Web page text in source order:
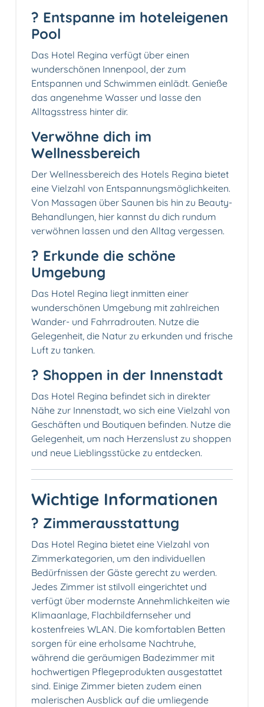
? Entspanne im hoteleigenen
Pool
Das Hotel Regina verfügt über einen
wunderschönen Innenpool, der zum
Entspannen und Schwimmen einlädt. Genieße
das angenehme Wasser und lasse den
Alltagsstress hinter dir.
Verwöhne dich im
Wellnessbereich
Der Wellnessbereich des Hotels Regina bietet
eine Vielzahl von Entspannungsmöglichkeiten.
Von Massagen über Saunen bis hin zu Beauty-
Behandlungen, hier kannst du dich rundum
verwöhnen lassen und den Alltag vergessen.
? Erkunde die schöne
Umgebung
Das Hotel Regina liegt inmitten einer
wunderschönen Umgebung mit zahlreichen
Wander- und Fahrradrouten. Nutze die
Gelegenheit, die Natur zu erkunden und frische
Luft zu tanken.
?️ Shoppen in der Innenstadt
Das Hotel Regina befindet sich in direkter
Nähe zur Innenstadt, wo sich eine Vielzahl von
Geschäften und Boutiquen befinden. Nutze die
Gelegenheit, um nach Herzenslust zu shoppen
und neue Lieblingsstücke zu entdecken.
Wichtige Informationen
?️ Zimmerausstattung
Das Hotel Regina bietet eine Vielzahl von
Zimmerkategorien, um den individuellen
Bedürfnissen der Gäste gerecht zu werden.
Jedes Zimmer ist stilvoll eingerichtet und
verfügt über modernste Annehmlichkeiten wie
Klimaanlage, Flachbildfernseher und
kostenfreies WLAN. Die komfortablen Betten
sorgen für eine erholsame Nachtruhe,
während die geräumigen Badezimmer mit
hochwertigen Pflegeprodukten ausgestattet
sind. Einige Zimmer bieten zudem einen
malerischen Ausblick auf die umliegende